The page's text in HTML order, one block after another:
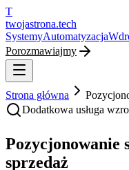
T
twojastrona.tech
SystemyAutomatyzacja
Porozmawiajmy
Strona główna
Dodatkowa usługa
Pozycjonowanie
sprzedaż